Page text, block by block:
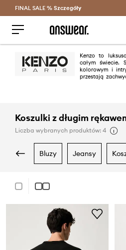
Oszczędzaj z
FINAL SALE % Szczegóły
Kenzo to
całym świecie.
kolorowym i
przestają
Koszulki z długim
Liczba wybranych produktów: 4
bluzy jeansy